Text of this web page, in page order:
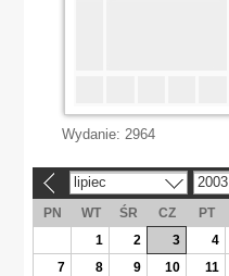
Wydanie: 2964
lipiec 2003
PN WT ŚR CZ PT
1
2 3 4
7
8 9 10 11